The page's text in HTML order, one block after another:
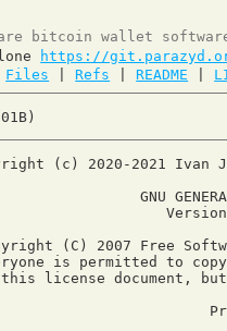
bitcoin wallet
https://
Files Refs README